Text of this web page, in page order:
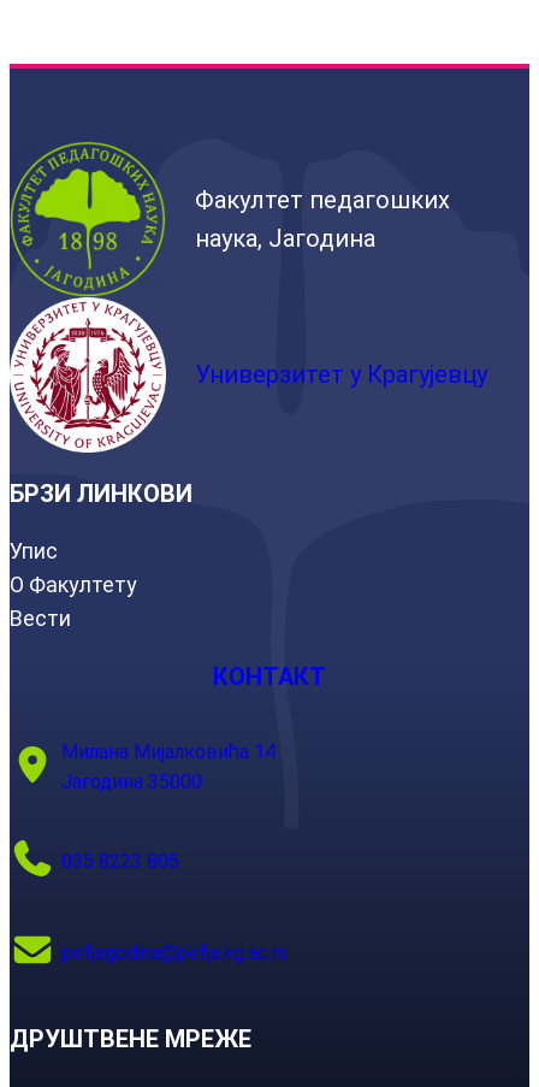
Факултет педагошких
наука, Јагодина
Универзитет у Крагујевцу
БРЗИ ЛИНКОВИ
Упис
О Факултету
Вести
КОНТАКТ
Милана Мијалковића 14
Јагодина 35000
035 8223 805
pefjagodina@pefja.kg.ac.rs
ДРУШТВЕНЕ МРЕЖЕ